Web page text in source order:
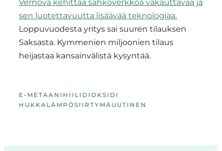
Vernova kehittää sähköverkkoa vakauttavaa ja
sen luotettavuutta lisäävää teknologiaa.
Loppuvuodesta yritys sai suuren tilauksen
Saksasta. Kymmenien miljoonien tilaus
heijastaa kansainvälistä kysyntää.
E-METAANI HIILIDIOKSIDI
HUKKALÄMPÖSIIRTYMÄ UUTINEN